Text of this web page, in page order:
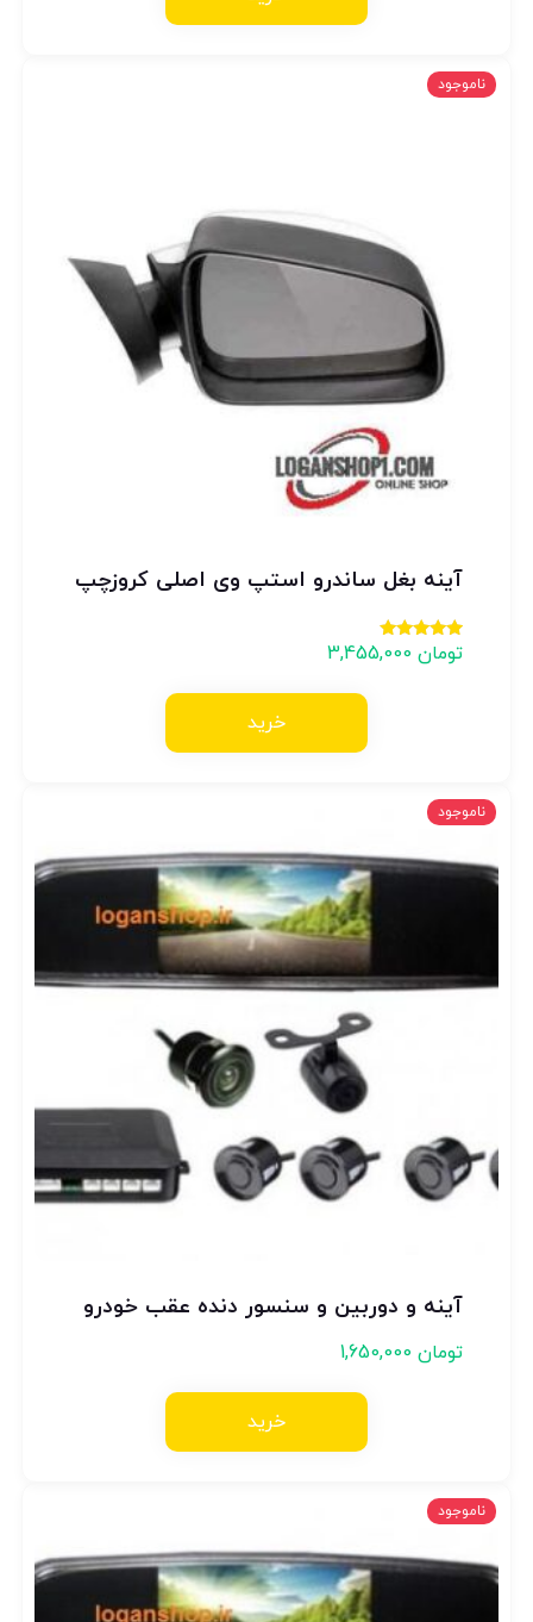
ناموجود
آینه بغل ساندرو استپ وی اصلی کروزچپ
امتیاز
5.00
تومان3,455,000
خرید
ناموجود
آینه و دوربین و سنسور دنده عقب خودرو
تومان1,650,000
خرید
ناموجود